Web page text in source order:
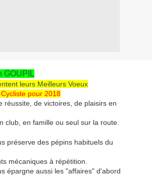
GOUPIL
leurs Meilleurs Voeux
pour 2018
réussite, de victoires, de plaisirs en
club, en famille ou seul sur la route.
préserve des pépins habituels du
mécaniques à répétition.
épargne aussi les "affaires" d'abord